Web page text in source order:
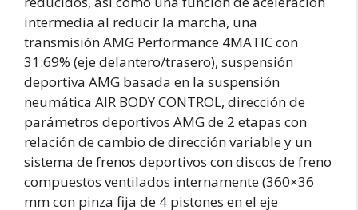
intermedia al reducir la marcha, una
transmisión AMG Performance 4MATIC con
31:69% (eje delantero/trasero), suspensión
deportiva AMG basada en la suspensión
neumática AIR BODY CONTROL, dirección de
parámetros deportivos AMG de 2 etapas con
relación de cambio de dirección variable y un
sistema de frenos deportivos con discos de freno
compuestos ventilados internamente (360×36
mm con pinza fija de 4 pistones en el eje